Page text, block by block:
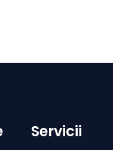
Servicii